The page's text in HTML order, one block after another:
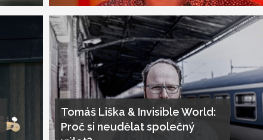
Tomáš Liška & Invisible World:
Proč si neudělat společný